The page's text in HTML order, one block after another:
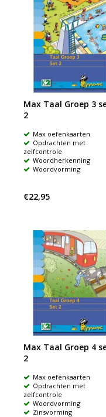
Max Taal Groep 3
2
Max oefenkaarten
Opdrachten met
zelfcontrole
Woordherkenning
Woordvorming
€22,95
Max Taal Groep 4
2
Max oefenkaarten
Opdrachten met
zelfcontrole
Woordvorming
Zinsvorming